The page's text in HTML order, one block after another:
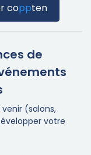
coppten
de
(salons,
votre